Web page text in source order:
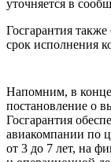
уточняется в
Госгарантия также
срок исполнения
Напомним, в
постановление о
Госгарантия
авиакомпании по
от 3 до 7 лет, на